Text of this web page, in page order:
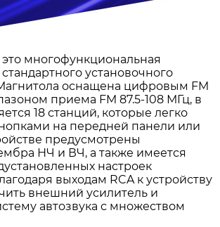
это многофункциональная
установочного
оснащена цифровым FM
приема FM 87.5-108 МГц, в
18 станций, которые легко
на передней панели или
предусмотрены
НЧ и ВЧ, а также имеется
настроек
выходам RCA к устройству
внешний усилитель и
автозвука с множеством